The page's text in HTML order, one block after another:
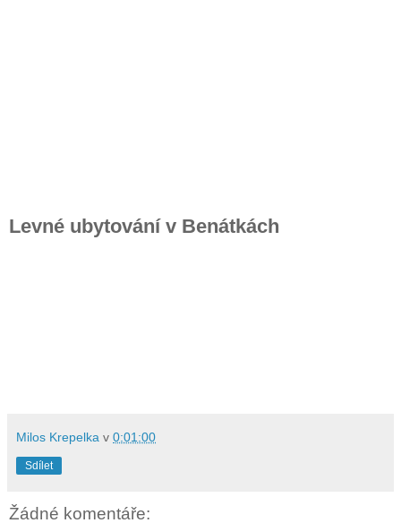
Levné ubytování v Benátkách
Milos Krepelka v 0:01:00
Sdílet
Žádné komentáře: